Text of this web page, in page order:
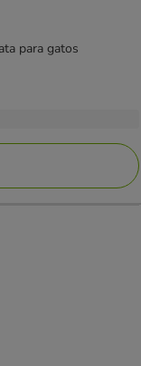
para gatos